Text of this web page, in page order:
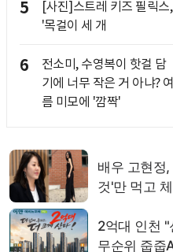
5
[사진]스트레 키즈 필릭스,
'목걸이 세 개
6
전소미, 수영복이 핫걸 담
기에 너무 작은 거 아냐? 여
름 미모에 '깜짝'